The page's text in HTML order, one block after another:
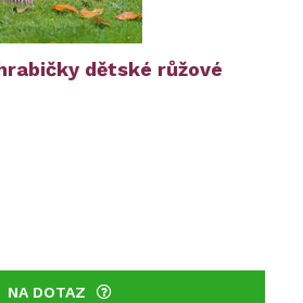
dětské růžové
NA DOTAZ